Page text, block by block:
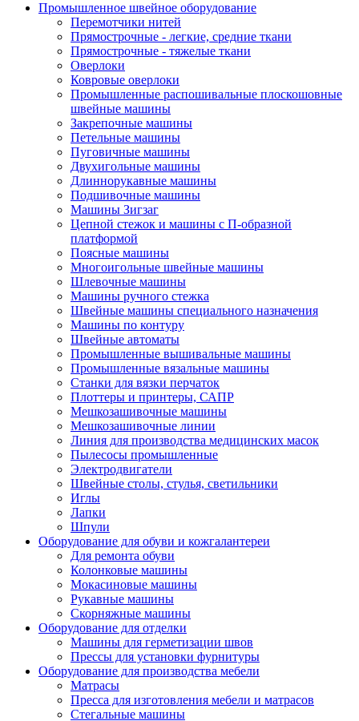
Промышленное швейное оборудование
Перемотчики нитей
Прямострочные - легкие, средние ткани
Прямострочные - тяжелые ткани
Оверлоки
Ковровые оверлоки
Промышленные распошивальные плоскошовные
швейные машины
Закрепочные машины
Петельные машины
Пуговичные машины
Двухигольные машины
Длиннорукавные машины
Подшивочные машины
Машины Зигзаг
Цепной стежок и машины с П-образной
платформой
Поясные машины
Многоигольные швейные машины
Шлевочные машины
Машины ручного стежка
Швейные машины специального назначения
Машины по контуру
Швейные автоматы
Промышленные вышивальные машины
Промышленные вязальные машины
Станки для вязки перчаток
Плоттеры и принтеры, САПР
Мешкозашивочные машины
Мешкозашивочные линии
Линия для производства медицинских масок
Пылесосы промышленные
Электродвигатели
Швейные столы, стулья, светильники
Иглы
Лапки
Шпули
Оборудование для обуви и кожгалантереи
Для ремонта обуви
Колонковые машины
Мокасиновые машины
Рукавные машины
Скорняжные машины
Оборудование для отделки
Машины для герметизации швов
Прессы для установки фурнитуры
Оборудование для производства мебели
Матрасы
Пресса для изготовления мебели и матрасов
Стегальные машины